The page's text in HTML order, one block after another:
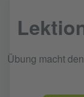
Übung macht